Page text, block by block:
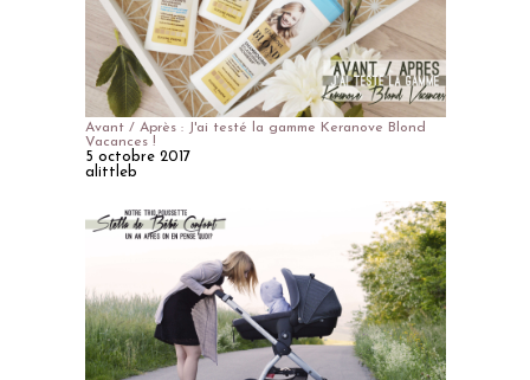
Avant / Après : J'ai testé la gamme Keranove Blond
Vacances !
5 octobre 2017
alittleb